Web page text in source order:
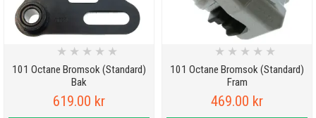
101 Octane Bromsok (Standard)
Bak
★ ★ ★ ★ ★
619.00 kr
101 Octane Bromsok (Standard)
Fram
★ ★ ★ ★ ★
469.00 kr